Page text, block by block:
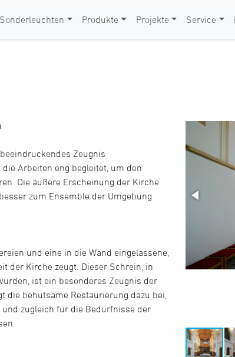
Sonderleuchten Produkte Projekte Service
Zeugnis
Arbeiten eng begleitet, um den
Die äußere Erscheinung der Kirche
zum Ensemble der Umgebung
und eine in die Wand eingelassene,
der Kirche zeugt. Dieser Schrein, in
ist ein besonderes Zeugnis der
die behutsame Restaurierung dazu bei,
zugleich für die Bedürfnisse der